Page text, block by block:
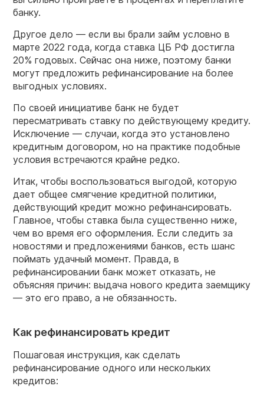
банку.
Другое дело — если вы брали займ условно в
марте 2022 года, когда ставка ЦБ РФ достигла
20% годовых. Сейчас она ниже, поэтому банки
могут предложить рефинансирование на более
выгодных условиях.
По своей инициативе банк не будет
пересматривать ставку по действующему кредиту.
Исключение — случаи, когда это установлено
кредитным договором, но на практике подобные
условия встречаются крайне редко.
Итак, чтобы воспользоваться выгодой, которую
дает общее смягчение кредитной политики,
действующий кредит можно рефинансировать.
Главное, чтобы ставка была существенно ниже,
чем во время его оформления. Если следить за
новостями и предложениями банков, есть шанс
поймать удачный момент. Правда, в
рефинансировании банк может отказать, не
объясняя причин: выдача нового кредита заемщику
— это его право, а не обязанность.
Как рефинансировать кредит
Пошаговая инструкция, как сделать
рефинансирование одного или нескольких
кредитов: